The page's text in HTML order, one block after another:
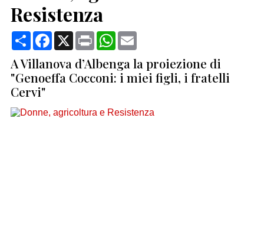
Resistenza
CondividiFacebook
X Print WhatsApp
Email
A Villanova d’Albenga la proiezione di
"Genoeffa Cocconi: i miei figli, i fratelli
Cervi"